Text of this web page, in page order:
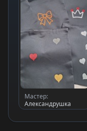
Мастер:
Александрушка